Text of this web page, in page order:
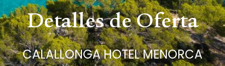
Detalles de Oferta
CALALLONGA HOTEL MENORCA